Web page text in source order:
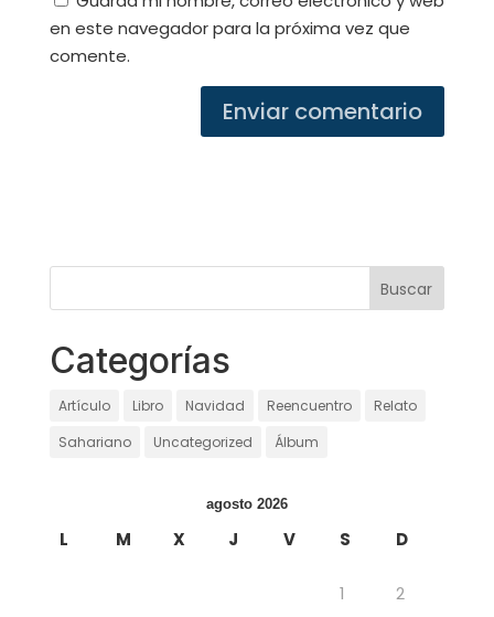
en este navegador para la próxima vez que
comente.
Categorías
Artículo Libro Navidad Reencuentro
Relato
Sahariano
Uncategorized Álbum
agosto 2026
L M X J V S D
1 2